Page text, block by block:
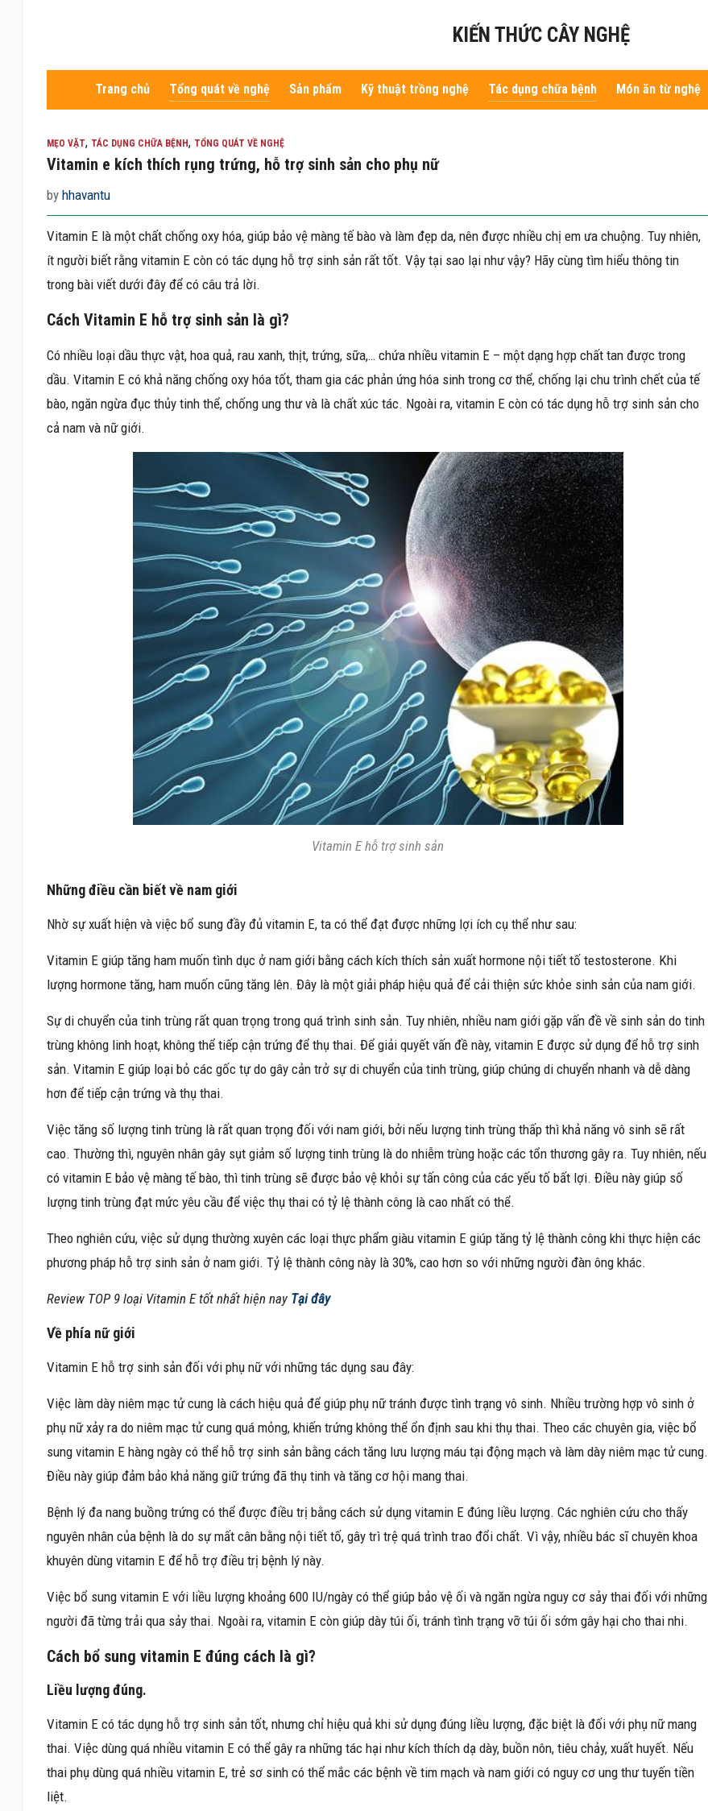
KIẾN THỨC CÂY NGHỆ
Trang chủ Tổng quát về nghệ Sản phẩm Kỹ thuật trồng nghệ Tác dụng chữa bệnh Món ăn từ nghệ
MẸO VẶT, TÁC DỤNG CHỮA BỆNH, TỔNG QUÁT VỀ NGHỆ
Vitamin e kích thích rụng trứng, hỗ trợ sinh sản cho phụ nữ
by hhavantu
Vitamin E là một chất chống oxy hóa, giúp bảo vệ màng tế bào và làm đẹp da, nên được nhiều chị em ưa chuộng. Tuy nhiên,
ít người biết rằng vitamin E còn có tác dụng hỗ trợ sinh sản rất tốt. Vậy tại sao lại như vậy? Hãy cùng tìm hiểu thông tin
trong bài viết dưới đây để có câu trả lời.
Cách Vitamin E hỗ trợ sinh sản là gì?
Có nhiều loại dầu thực vật, hoa quả, rau xanh, thịt, trứng, sữa,… chứa nhiều vitamin E – một dạng hợp chất tan được trong
dầu. Vitamin E có khả năng chống oxy hóa tốt, tham gia các phản ứng hóa sinh trong cơ thể, chống lại chu trình chết của tế
bào, ngăn ngừa đục thủy tinh thể, chống ung thư và là chất xúc tác. Ngoài ra, vitamin E còn có tác dụng hỗ trợ sinh sản cho
cả nam và nữ giới.
Vitamin E hỗ trợ sinh sản
Những điều cần biết về nam giới
Nhờ sự xuất hiện và việc bổ sung đầy đủ vitamin E, ta có thể đạt được những lợi ích cụ thể như sau:
Vitamin E giúp tăng ham muốn tình dục ở nam giới bằng cách kích thích sản xuất hormone nội tiết tố testosterone. Khi
lượng hormone tăng, ham muốn cũng tăng lên. Đây là một giải pháp hiệu quả để cải thiện sức khỏe sinh sản của nam giới.
Sự di chuyển của tinh trùng rất quan trọng trong quá trình sinh sản. Tuy nhiên, nhiều nam giới gặp vấn đề về sinh sản do tinh
trùng không linh hoạt, không thể tiếp cận trứng để thụ thai. Để giải quyết vấn đề này, vitamin E được sử dụng để hỗ trợ sinh
sản. Vitamin E giúp loại bỏ các gốc tự do gây cản trở sự di chuyển của tinh trùng, giúp chúng di chuyển nhanh và dễ dàng
hơn để tiếp cận trứng và thụ thai.
Việc tăng số lượng tinh trùng là rất quan trọng đối với nam giới, bởi nếu lượng tinh trùng thấp thì khả năng vô sinh sẽ rất
cao. Thường thì, nguyên nhân gây sụt giảm số lượng tinh trùng là do nhiễm trùng hoặc các tổn thương gây ra. Tuy nhiên, nếu
có vitamin E bảo vệ màng tế bào, thì tinh trùng sẽ được bảo vệ khỏi sự tấn công của các yếu tố bất lợi. Điều này giúp số
lượng tinh trùng đạt mức yêu cầu để việc thụ thai có tỷ lệ thành công là cao nhất có thể.
Theo nghiên cứu, việc sử dụng thường xuyên các loại thực phẩm giàu vitamin E giúp tăng tỷ lệ thành công khi thực hiện các
phương pháp hỗ trợ sinh sản ở nam giới. Tỷ lệ thành công này là 30%, cao hơn so với những người đàn ông khác.
Review TOP 9 loại Vitamin E tốt nhất hiện nay Tại đây
Về phía nữ giới
Vitamin E hỗ trợ sinh sản đối với phụ nữ với những tác dụng sau đây:
Việc làm dày niêm mạc tử cung là cách hiệu quả để giúp phụ nữ tránh được tình trạng vô sinh. Nhiều trường hợp vô sinh ở
phụ nữ xảy ra do niêm mạc tử cung quá mỏng, khiến trứng không thể ổn định sau khi thụ thai. Theo các chuyên gia, việc bổ
sung vitamin E hàng ngày có thể hỗ trợ sinh sản bằng cách tăng lưu lượng máu tại động mạch và làm dày niêm mạc tử cung.
Điều này giúp đảm bảo khả năng giữ trứng đã thụ tinh và tăng cơ hội mang thai.
Bệnh lý đa nang buồng trứng có thể được điều trị bằng cách sử dụng vitamin E đúng liều lượng. Các nghiên cứu cho thấy
nguyên nhân của bệnh là do sự mất cân bằng nội tiết tố, gây trì trệ quá trình trao đổi chất. Vì vậy, nhiều bác sĩ chuyên khoa
khuyên dùng vitamin E để hỗ trợ điều trị bệnh lý này.
Việc bổ sung vitamin E với liều lượng khoảng 600 IU/ngày có thể giúp bảo vệ ối và ngăn ngừa nguy cơ sảy thai đối với những
người đã từng trải qua sảy thai. Ngoài ra, vitamin E còn giúp dày túi ối, tránh tình trạng vỡ túi ối sớm gây hại cho thai nhi.
Cách bổ sung vitamin E đúng cách là gì?
Liều lượng đúng.
Vitamin E có tác dụng hỗ trợ sinh sản tốt, nhưng chỉ hiệu quả khi sử dụng đúng liều lượng, đặc biệt là đối với phụ nữ mang
thai. Việc dùng quá nhiều vitamin E có thể gây ra những tác hại như kích thích dạ dày, buồn nôn, tiêu chảy, xuất huyết. Nếu
thai phụ dùng quá nhiều vitamin E, trẻ sơ sinh có thể mắc các bệnh về tim mạch và nam giới có nguy cơ ung thư tuyến tiền
liệt.